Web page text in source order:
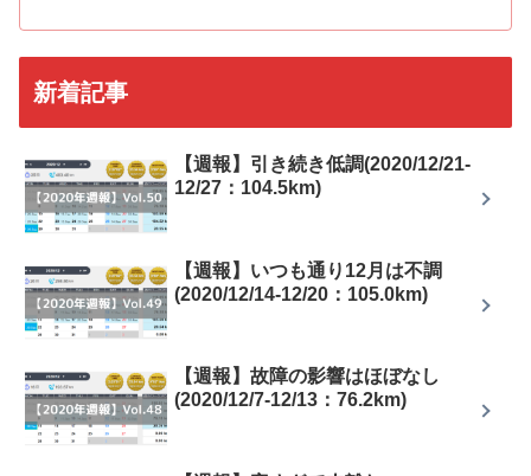
新着記事
【週報】引き続き低調(2020/12/21-
12/27：104.5km)
【週報】いつも通り12月は不調
(2020/12/14-12/20：105.0km)
【週報】故障の影響はほぼなし
(2020/12/7-12/13：76.2km)